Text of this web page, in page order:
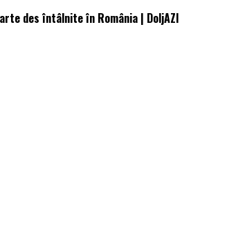
des întâlnite în România | DoljAZI